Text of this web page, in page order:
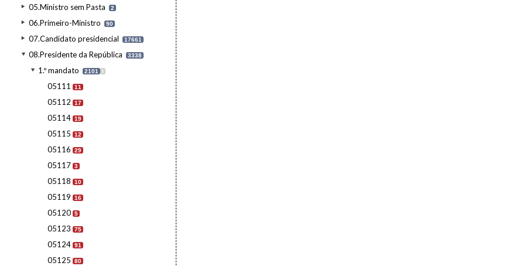
05.Ministro sem Pasta 2
06.Primeiro-Ministro 90
07.Candidato presidencial 17661
08.Presidente da República 3338
1.º mandato 2101 I
05111 11
05112 17
05114 19
05115 12
05116 29
05117 3
05118 10
05119 16
05120 5
05123 75
05124 91
05125 80